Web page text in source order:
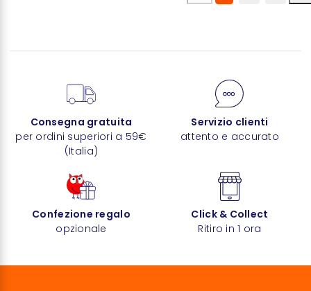
Consegna gratuita
per ordini superiori a 59€
(Italia)
Servizio clienti
attento e accurato
Confezione regalo
opzionale
Click & Collect
Ritiro in 1 ora